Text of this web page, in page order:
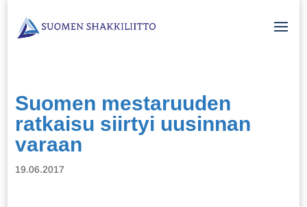
Suomen mestaruuden
ratkaisu siirtyi uusinnan
varaan
19.06.2017